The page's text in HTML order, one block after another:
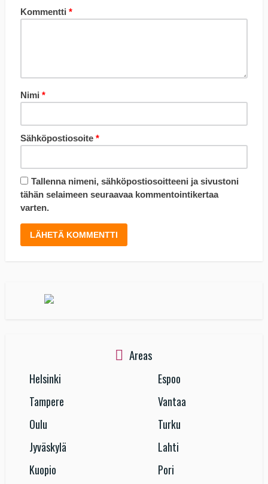
Kommentti *
Nimi *
Sähköpostiosoite *
Tallenna nimeni, sähköpostiosoitteeni ja sivustoni
tähän selaimeen seuraavaa kommentointikertaa
varten.
Areas
Helsinki
Espoo
Tampere
Vantaa
Oulu
Turku
Jyväskylä
Lahti
Kuopio
Pori